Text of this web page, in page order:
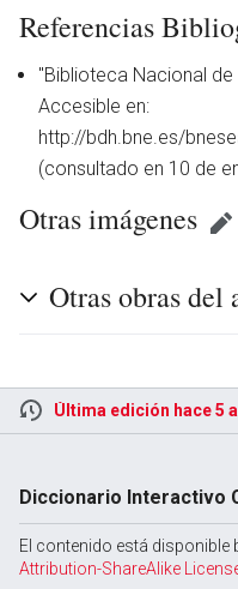
en
Referencias
"Biblioteca Nacional de
Accesible en:
http://bdh.bne.es/
(consultado en 10 de
Otras imágenes
Otras obras del
Última edición hace 5
Diccionario Interactivo
El contenido está disponible
Attribution-ShareAlike